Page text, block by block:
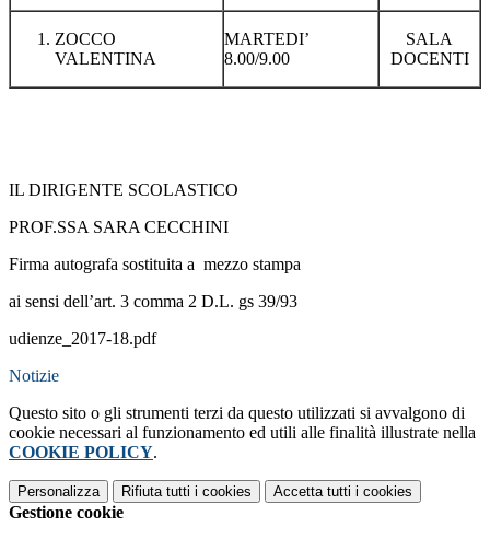
ZOCCO
VALENTINA
MARTEDI’
8.00/9.00
SALA
DOCENTI
IL DIRIGENTE SCOLASTICO
PROF.SSA SARA CECCHINI
Firma autografa sostituita a mezzo stampa
ai sensi dell’art. 3 comma 2 D.L. gs 39/93
udienze_2017-18.pdf
Notizie
Questo sito o gli strumenti terzi da questo utilizzati si avvalgono di
cookie necessari al funzionamento ed utili alle finalità illustrate nella
COOKIE POLICY.
Personalizza Rifiuta tutti i cookies Accetta tutti i cookies
Gestione cookie